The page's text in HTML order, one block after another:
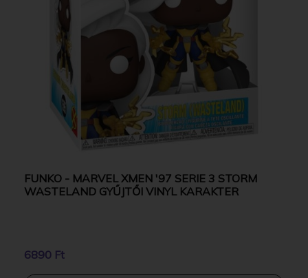
FUNKO - MARVEL XMEN '97 SERIE 3 STORM
WASTELAND GYŰJTŐI VINYL KARAKTER
6890 Ft